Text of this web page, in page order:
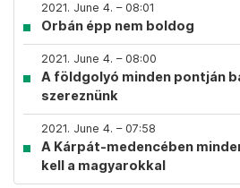
2021. June 4. – 08:01
Orbán épp nem boldog
2021. June 4. – 08:00
A földgolyó minden pontján
szereznünk
2021. June 4. – 07:58
A Kárpát-medencében
kell a magyarokkal